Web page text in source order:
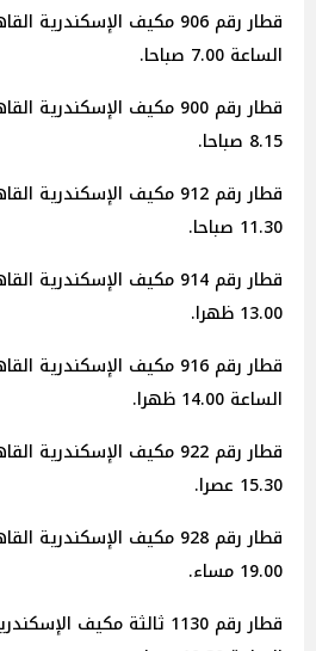
قطار رقم 906 مكيف
الساعة 7.00 صباحا.
قطار رقم 900 مكيف
8.15 صباحا.
قطار رقم 912 مكيف
11.30 صباحا.
قطار رقم 914 مكيف
13.00 ظهرا.
قطار رقم 916 مكيف
الساعة 14.00 ظهرا.
قطار رقم 922 مكيف
15.30 عصرا.
قطار رقم 928 مكيف
19.00 مساء.
قطار رقم 1130 ثالثة مكيف